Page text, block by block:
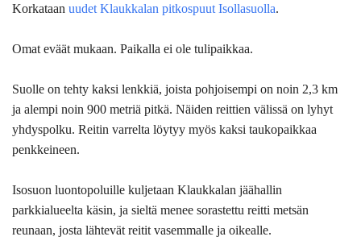
Korkataan uudet Klaukkalan pitkospuut Isollasuolla.
Omat eväät mukaan. Paikalla ei ole tulipaikkaa.
Suolle on tehty kaksi lenkkiä, joista pohjoisempi on noin 2,3 km
ja alempi noin 900 metriä pitkä. Näiden reittien välissä on lyhyt
yhdyspolku. Reitin varrelta löytyy myös kaksi taukopaikkaa
penkkeineen.
Isosuon luontopoluille kuljetaan Klaukkalan jäähallin
parkkialueelta käsin, ja sieltä menee sorastettu reitti metsän
reunaan, josta lähtevät reitit vasemmalle ja oikealle.